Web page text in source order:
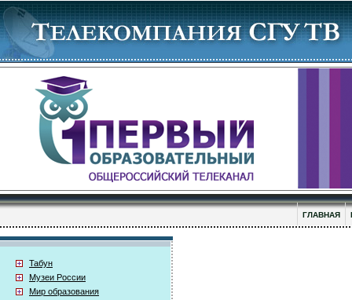
ГЛАВНАЯ
Табун
Музеи России
Мир образования